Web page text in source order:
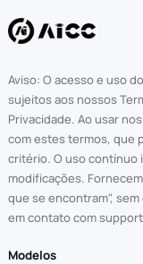
Aviso: O acesso e uso
sujeitos aos nossos
Privacidade. Ao usar
com estes termos, que
critério. O uso contínuo
modificações.
que se encontram",
em contato com
Modelos